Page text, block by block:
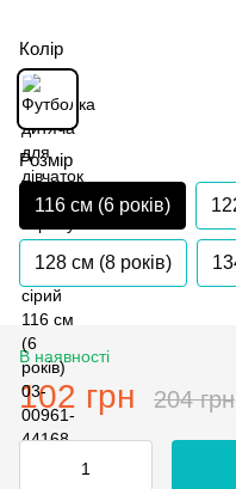
Колір
Розмір
116 см (6 років)
128 см (8 років)
В наявності
102 грн 204 грн